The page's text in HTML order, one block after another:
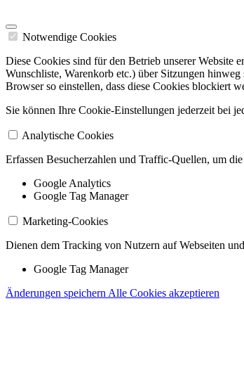
Notwendige Cookies
Diese Cookies sind für den Betrieb unserer
Wunschliste, Warenkorb etc.) über Sitzungen
Browser so einstellen, dass diese Cookies blockiert
Sie können Ihre Cookie-Einstellungen jederzeit bei
Analytische Cookies
Erfassen Besucherzahlen und Traffic-Quellen, um
Google Analytics
Google Tag Manager
Marketing-Cookies
Dienen dem Tracking von Nutzern auf Webseiten
Google Tag Manager
Änderungen speichern Alle Cookies akzeptieren